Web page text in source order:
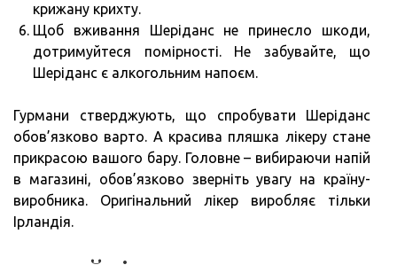
крижану крихту.
Щоб вживання Шеріданс не принесло шкоди,
дотримуйтеся помірності. Не забувайте, що
Шеріданс є алкогольним напоєм.
Гурмани стверджують, що спробувати Шеріданс
обов’язково варто. А красива пляшка лікеру стане
прикрасою вашого бару. Головне – вибираючи напій
в магазині, обов’язково зверніть увагу на країну-
виробника. Оригінальний лікер виробляє тільки
Ірландія.